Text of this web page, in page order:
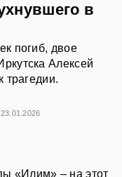
в
погиб, двое
Алексей
трагедии.
23.01.2026
«Илим» – на этот